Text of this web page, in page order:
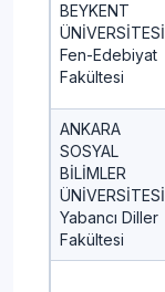
BEYKENT
ÜNİVERSİTESİ
Fen-Edebiyat
Fakültesi
ANKARA
SOSYAL
BİLİMLER
ÜNİVERSİTESİ
Yabancı Diller
Fakültesi